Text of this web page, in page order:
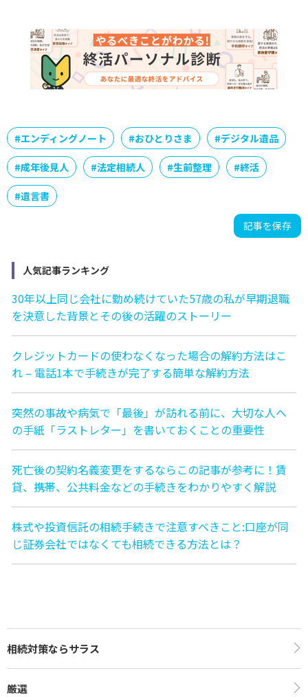
#エンディングノート #おひとりさま #デジタル遺品
#成年後見人 #法定相続人 #生前整理 #終活
#遺言書
記事を保存
人気記事ランキング
30年以上同じ会社に勤め続けていた57歳の私が早期退職
を決意した背景とその後の活躍のストーリー
クレジットカードの使わなくなった場合の解約方法はこ
れ – 電話1本で手続きが完了する簡単な解約方法
突然の事故や病気で「最後」が訪れる前に、大切な人へ
の手紙「ラストレター」を書いておくことの重要性
死亡後の契約名義変更をするならこの記事が参考に！賃
貸、携帯、公共料金などの手続きをわかりやすく解説
株式や投資信託の相続手続きで注意すべきこと:口座が同
じ証券会社ではなくても相続できる方法とは？
相続対策ならサラス
厳選